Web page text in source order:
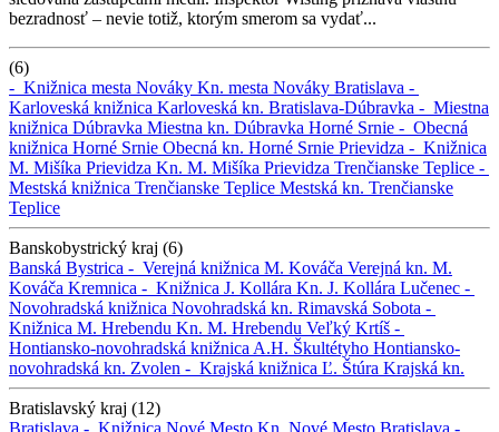
bezradnosť – nevie totiž, ktorým smerom sa vydať...
(6)
- Knižnica mesta Nováky Kn. mesta Nováky Bratislava -
Karloveská knižnica Karloveská kn. Bratislava-Dúbravka - Miestna
knižnica Dúbravka Miestna kn. Dúbravka Horné Srnie - Obecná
knižnica Horné Srnie Obecná kn. Horné Srnie Prievidza - Knižnica
M. Mišíka Prievidza Kn. M. Mišíka Prievidza Trenčianske Teplice -
Mestská knižnica Trenčianske Teplice Mestská kn. Trenčianske
Teplice
Banskobystrický kraj (6)
Banská Bystrica - Verejná knižnica M. Kováča Verejná kn. M.
Kováča Kremnica - Knižnica J. Kollára Kn. J. Kollára Lučenec -
Novohradská knižnica Novohradská kn. Rimavská Sobota -
Knižnica M. Hrebendu Kn. M. Hrebendu Veľký Krtíš -
Hontiansko-novohradská knižnica A.H. Škultétyho Hontiansko-
novohradská kn. Zvolen - Krajská knižnica Ľ. Štúra Krajská kn.
Bratislavský kraj (12)
Bratislava - Knižnica Nové Mesto Kn. Nové Mesto Bratislava -